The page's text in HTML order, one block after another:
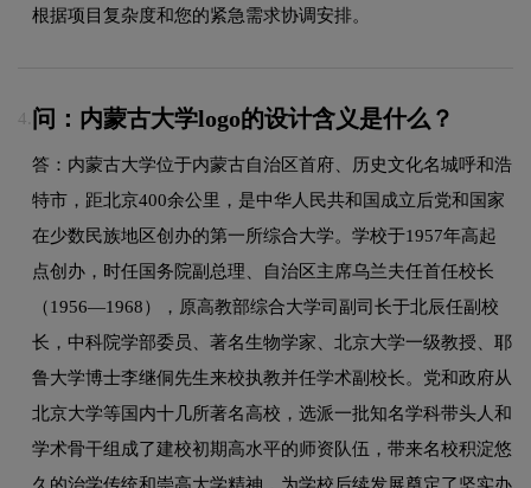
根据项目复杂度和您的紧急需求协调安排。
4. 问：内蒙古大学logo的设计含义是什么？
答：内蒙古大学位于内蒙古自治区首府、历史文化名城呼和浩
特市，距北京400余公里，是中华人民共和国成立后党和国家
在少数民族地区创办的第一所综合大学。学校于1957年高起
点创办，时任国务院副总理、自治区主席乌兰夫任首任校长
（1956—1968），原高教部综合大学司副司长于北辰任副校
长，中科院学部委员、著名生物学家、北京大学一级教授、耶
鲁大学博士李继侗先生来校执教并任学术副校长。党和政府从
北京大学等国内十几所著名高校，选派一批知名学科带头人和
学术骨干组成了建校初期高水平的师资队伍，带来名校积淀悠